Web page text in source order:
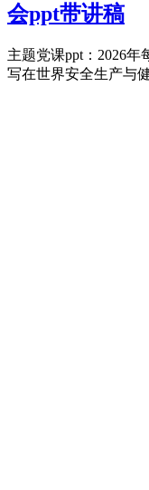
会ppt带讲稿
主题党课ppt：2026
写在世界安全生产与